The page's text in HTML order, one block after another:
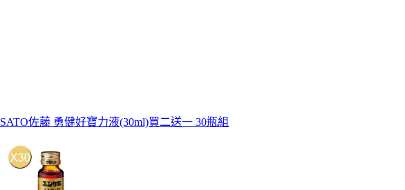
SATO佐藤 勇健好寶力液(30ml)買二送一 30瓶組